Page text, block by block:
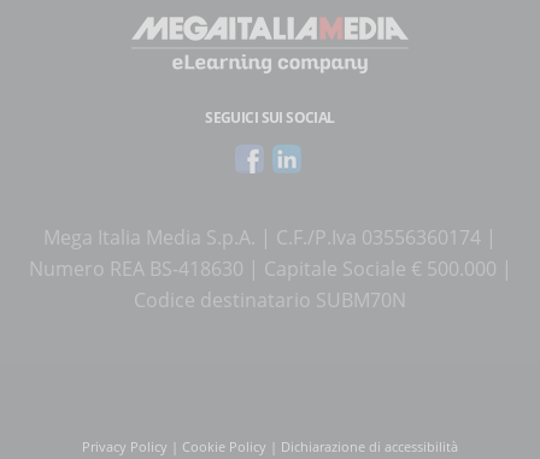
SEGUICI SUI SOCIAL
Mega Italia Media S.p.A. | C.F./P.Iva 03556360174 |
Numero REA BS-418630 | Capitale Sociale € 500.000 |
Codice destinatario SUBM70N
Privacy Policy Cookie Policy Dichiarazione di accessibilità